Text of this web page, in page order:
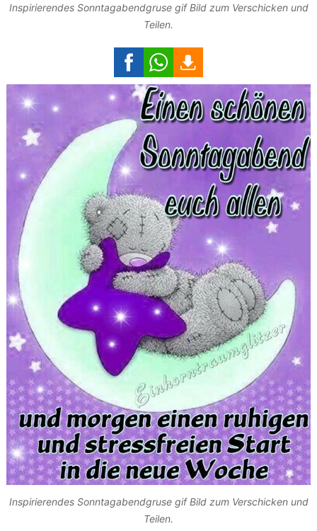
Inspirierendes Sonntagabendgruse gif Bild zum Verschicken und
Teilen.
Inspirierendes Sonntagabendgruse gif Bild zum Verschicken und
Teilen.